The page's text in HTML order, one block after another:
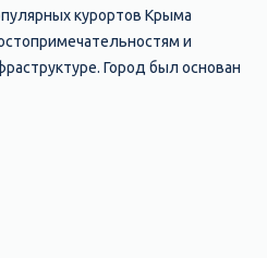
курортов Крыма
и
Город был основан
из главных туристических
номера и
является ее набережная,
километров вдоль моря и